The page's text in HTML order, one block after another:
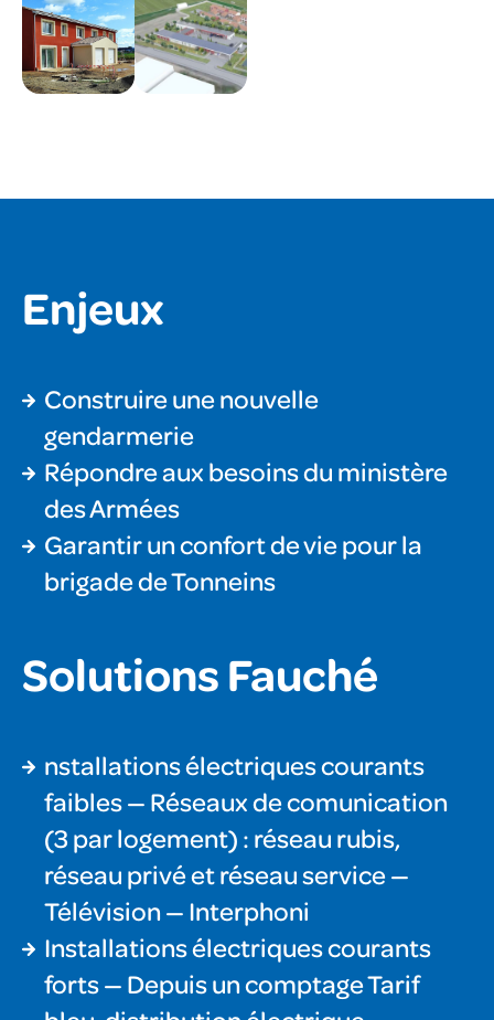
Enjeux
Construire une nouvelle
gendarmerie
Répondre aux besoins du ministère
des Armées
Garantir un confort de vie pour la
brigade de Tonneins
Solutions Fauché
nstallations électriques courants
faibles — Réseaux de comunication
(3 par logement) : réseau rubis,
réseau privé et réseau service —
Télévision — Interphoni
Installations électriques courants
forts — Depuis un comptage Tarif